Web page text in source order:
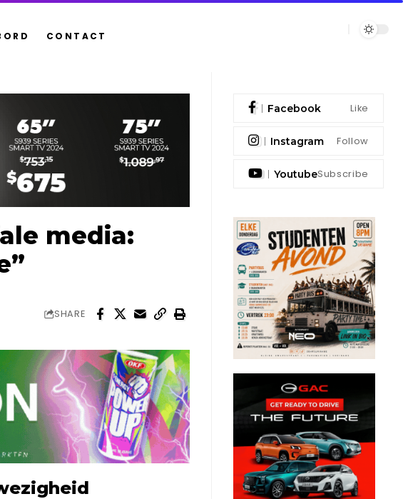
CONTACT
media:
SHARE
Facebook Like
Instagram Follow
YoutubeSubscribe